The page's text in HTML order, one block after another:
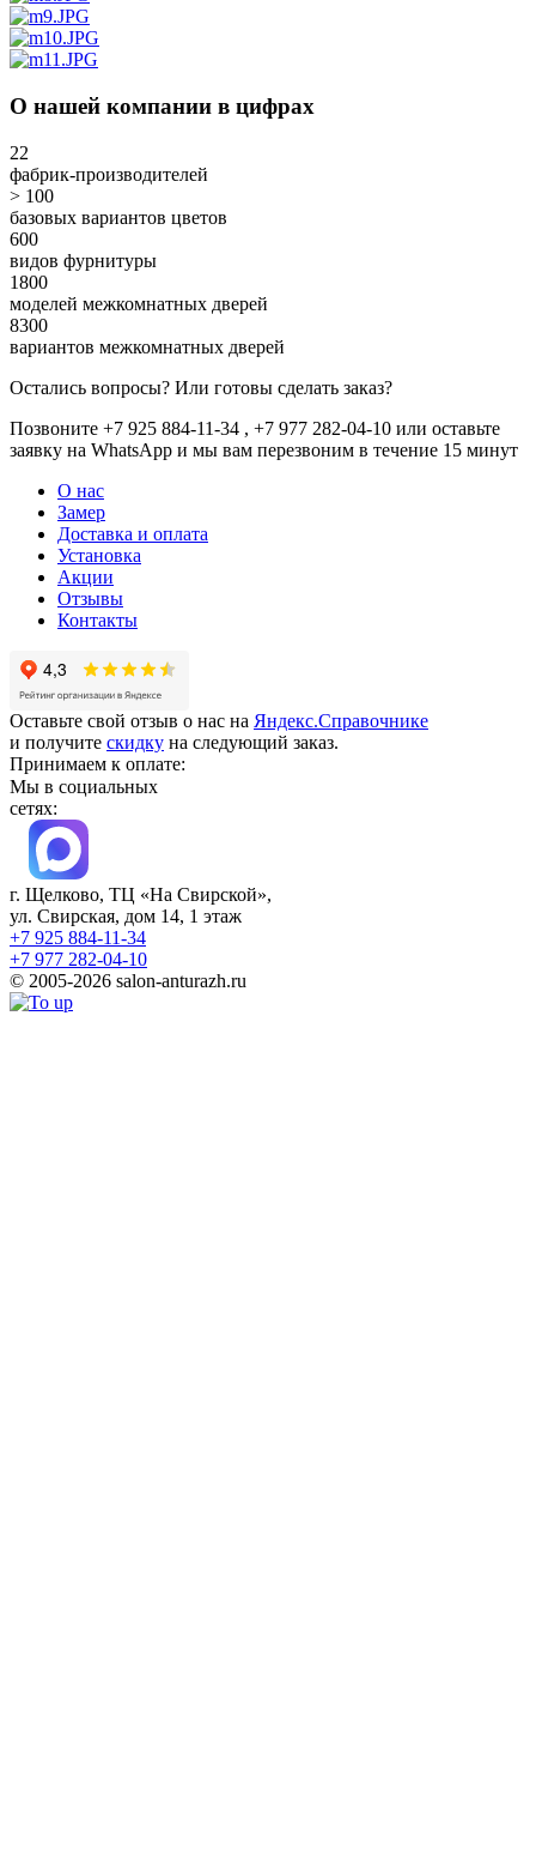
О нашей компании в цифрах
22
фабрик-производителей
> 100
базовых вариантов цветов
600
видов фурнитуры
1800
моделей межкомнатных дверей
8300
вариантов межкомнатных дверей
Остались вопросы? Или готовы сделать заказ?
Позвоните +7 925 884-11-34 , +7 977 282-04-10 или оставьте
заявку на WhatsApp и мы вам перезвоним в течение 15 минут
О нас
Замер
Доставка и оплата
Установка
Акции
Отзывы
Контакты
Оставьте свой отзыв о нас на Яндекс.Справочнике
и получите скидку на следующий заказ.
Принимаем к оплате:
Мы в социальных
сетях:
г. Щелково, ТЦ «На Свирской»,
ул. Свирская, дом 14, 1 этаж
+7 925 884-11-34
+7 977 282-04-10
© 2005-2026 salon-anturazh.ru